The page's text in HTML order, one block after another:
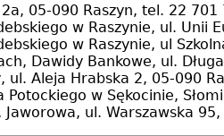
05-090 Raszyn, tel. 22 701
w Raszynie, ul. Unii
w Raszynie, ul
Dawidy Bankowe, ul.
Aleja Hrabska 2, 05-090
w Sękocinie,
ul. Warszawska